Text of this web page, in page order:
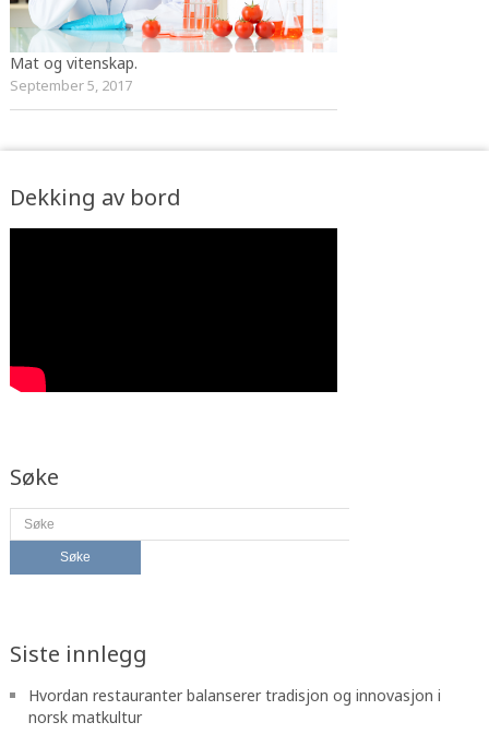
Mat og vitenskap.
September 5, 2017
Dekking av bord
Søke
Siste innlegg
Hvordan restauranter balanserer tradisjon og innovasjon i
norsk matkultur